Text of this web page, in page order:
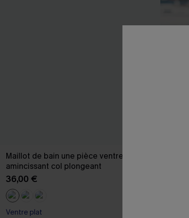
Maillot de bain une pièce ventre plat
amincissant col plongeant
36,00 €
Ventre plat